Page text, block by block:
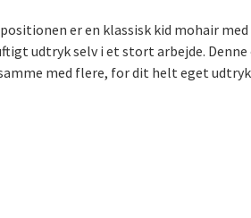
er en klassisk kid mohair
udtryk selv i et stort arbejde.
med flere, for dit helt eget